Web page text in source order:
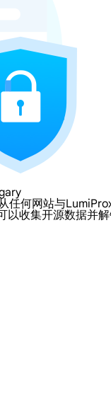
任何网站与
收集开源数据并